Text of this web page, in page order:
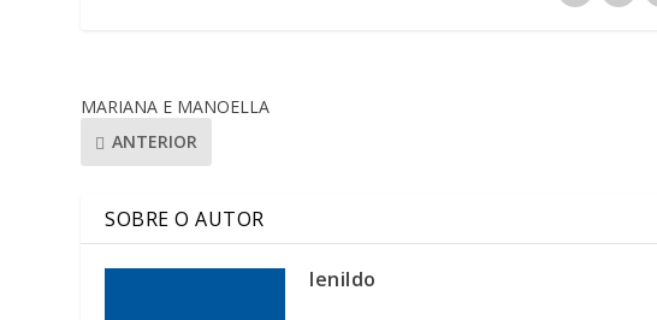
MARIANA E MANOELLA
ANTERIOR
SOBRE O AUTOR
lenildo